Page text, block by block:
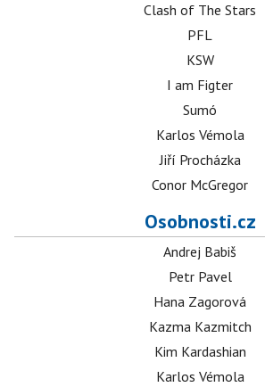
Clash of The Stars
PFL
KSW
I am Figter
Sumó
Karlos Vémola
Jiří Procházka
Conor McGregor
Osobnosti.cz
Andrej Babiš
Petr Pavel
Hana Zagorová
Kazma Kazmitch
Kim Kardashian
Karlos Vémola